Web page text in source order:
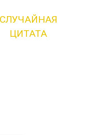
СЛУЧАЙНАЯ
ЦИТАТА